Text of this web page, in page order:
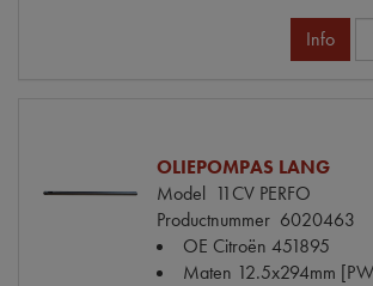
Info
OLIEPOMPAS LANG
Model 11CV PERFO
Productnummer 6020463
OE Citroën 451895
Maten 12.5x294mm